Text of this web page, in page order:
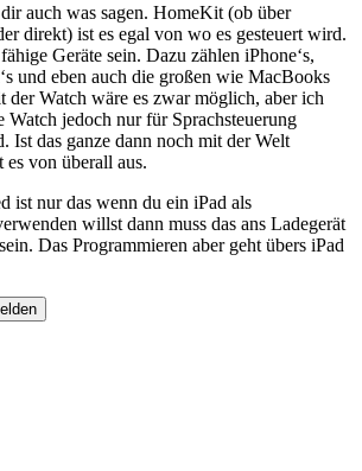
auch was sagen. HomeKit (ob über
direkt) ist es egal von wo es gesteuert wird.
Geräte sein. Dazu zählen iPhone‘s,
und eben auch die großen wie MacBooks
der Watch wäre es zwar möglich, aber ich
Watch jedoch nur für Sprachsteuerung
Ist das ganze dann noch mit der Welt
es von überall aus.
ist nur das wenn du ein iPad als
willst dann muss das ans Ladegerät
Das Programmieren aber geht übers iPad